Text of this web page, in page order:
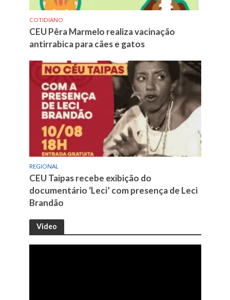
COTIDIANO
CEU Pêra Marmelo realiza vacinação
antirrabica para cães e gatos
REGIONAL
CEU Taipas recebe exibição do
documentário ‘Leci’ com presença de Leci
Brandão
Video